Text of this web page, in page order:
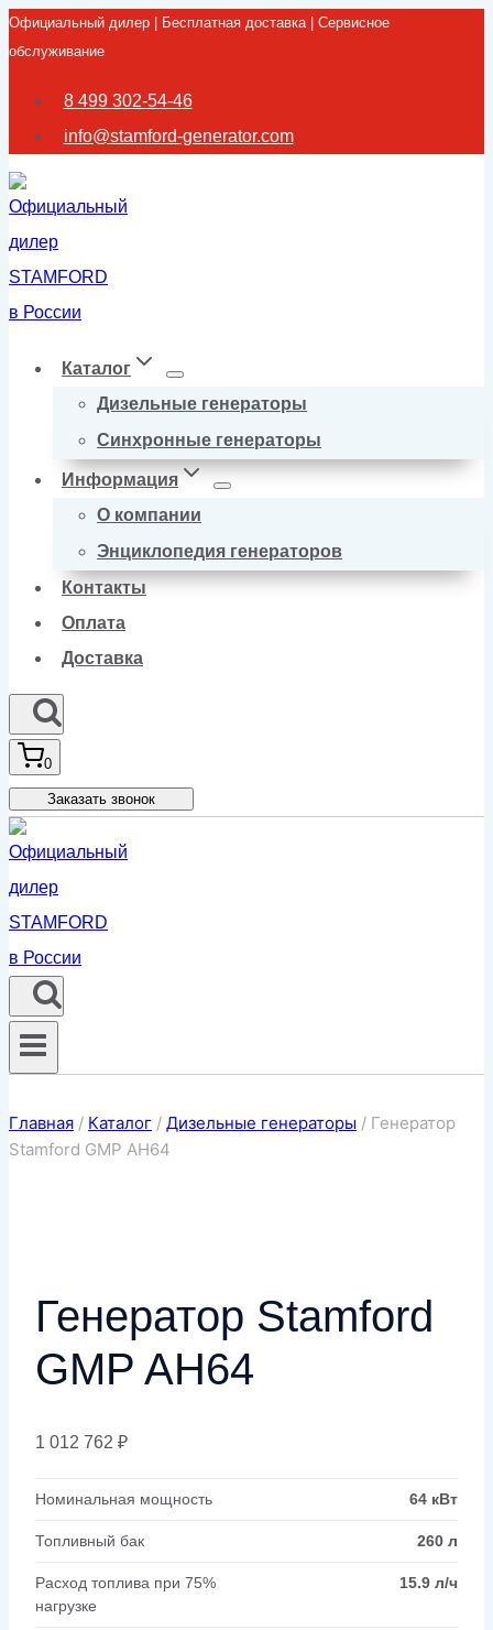
Перейти
к
содержимому
Официальный дилер | Бесплатная доставка | Сервисное
обслуживание
8 499 302-54-46
info@stamford-generator.com
Каталог
Дизельные генераторы
Синхронные генераторы
Информация
О компании
Энциклопедия генераторов
Контакты
Оплата
Доставка
0
Заказать звонок
Главная / Каталог / Дизельные генераторы / Генератор
Stamford GMP AH64
Генератор Stamford
GMP AH64
1 012 762 ₽
Номинальная мощность 64 кВт
Топливный бак 260 л
Расход топлива при 75%
нагрузке
15.9 л/ч